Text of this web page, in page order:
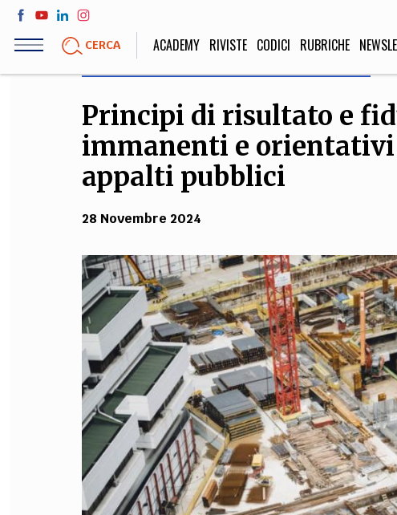
Salta
contenuto
CERCA ACADEMY RIVISTE CODICI RUBRICHE
LIFE STYLE
Sport, Cucina, Viaggi,
Moda
SOCIETÀ
Politica, Attualità,
Educazione, Lavoro,
STORIA E
Scienze storiche,
umanistiche,
FILODIRITTO REDAZIONE
Principi di risultato e
immanenti e
appalti pubblici
28 Novembre 2024